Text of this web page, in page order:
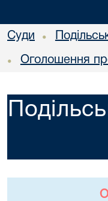
Суди •
• Оголошення